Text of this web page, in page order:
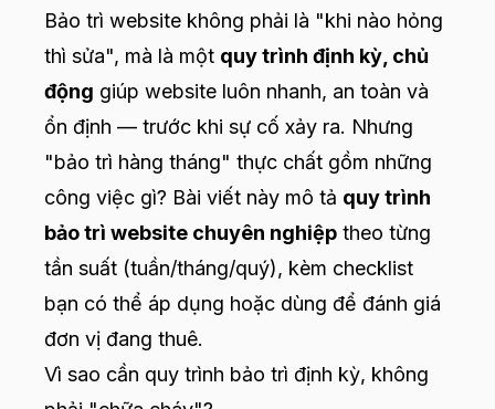
Bảo trì website không phải là "khi nào hỏng
thì sửa", mà là một quy trình định kỳ, chủ
động giúp website luôn nhanh, an toàn và
ổn định — trước khi sự cố xảy ra. Nhưng
"bảo trì hàng tháng" thực chất gồm những
công việc gì? Bài viết này mô tả quy trình
bảo trì website chuyên nghiệp theo từng
tần suất (tuần/tháng/quý), kèm checklist
bạn có thể áp dụng hoặc dùng để đánh giá
đơn vị đang thuê.
Vì sao cần quy trình bảo trì định kỳ, không